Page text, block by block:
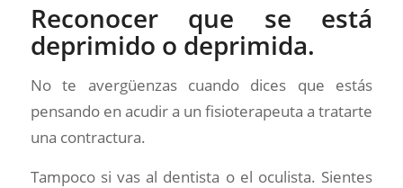
Reconocer que se está
deprimido o deprimida.
No te avergüenzas cuando dices que estás
pensando en acudir a un fisioterapeuta a tratarte
una contractura.
Tampoco si vas al dentista o el oculista. Sientes